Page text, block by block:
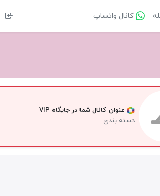
کانال واتساپ
عنوان کانال شما در جایگاه VIP
دسته بندی